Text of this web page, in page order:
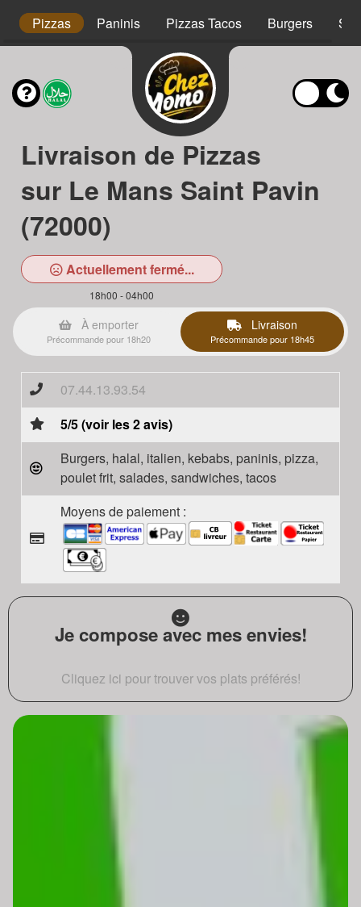
Pizzas Paninis Pizzas Tacos Burgers
Livraison de Pizzas
sur Le Mans Saint Pavin
(72000)
Actuellement fermé...
18h00 - 04h00
À emporter
Précommande pour 18h20
Livraison
Précommande pour 18h45
07.44.13.93.54
5/5 (voir les 2 avis)
Burgers, halal, italien, kebabs, paninis, pizza,
poulet frit, salades, sandwiches, tacos
Moyens de paiement :
Je compose avec mes envies!
Cliquez ici pour trouver vos plats préférés!